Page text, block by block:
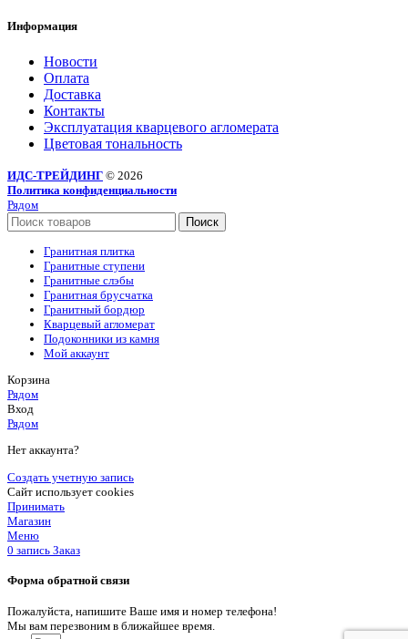
Информация
Новости
Оплата
Доставка
Контакты
Эксплуатация кварцевого агломерата
Цветовая тональность
ИДС-ТРЕЙДИНГ © 2026
Политика конфиденциальности
Рядом
Поиск
Гранитная плитка
Гранитные ступени
Гранитные слэбы
Гранитная брусчатка
Гранитный бордюр
Кварцевый агломерат
Подоконники из камня
Мой аккаунт
Корзина
Рядом
Вход
Рядом
Нет аккаунта?
Создать учетную запись
Сайт использует cookies
Принимать
Магазин
Меню
0 запись Заказ
Форма обратной связи
Пожалуйста, напишите Ваше имя и номер телефона!
Мы вам перезвоним в ближайшее время.